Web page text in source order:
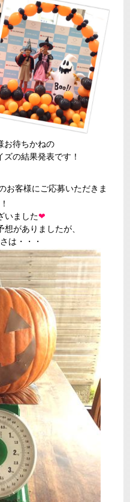
お待ちかねの
の結果発表です！
お客様にご応募いただきま
いました❤
がありましたが、
は・・・